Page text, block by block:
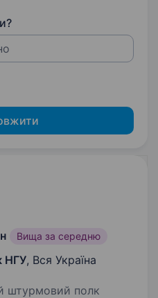
Вища за середню
НГУ, Вся Україна